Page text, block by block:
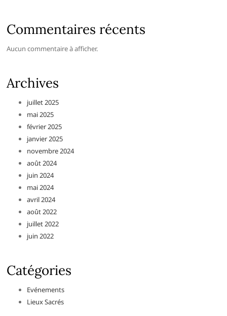
Commentaires récents
Aucun commentaire à afficher.
Archives
juillet 2025
mai 2025
février 2025
janvier 2025
novembre 2024
août 2024
juin 2024
mai 2024
avril 2024
août 2022
juillet 2022
juin 2022
Catégories
Evénements
Lieux Sacrés